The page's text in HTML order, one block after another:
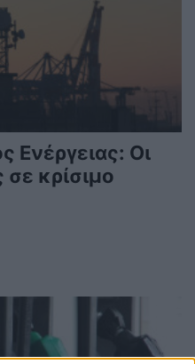
Ενέργειας: Οι
κρίσιμο